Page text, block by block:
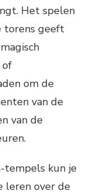
Het spelen
torens geeft
of
om de
van de
van de
tempels kun je
leren over de